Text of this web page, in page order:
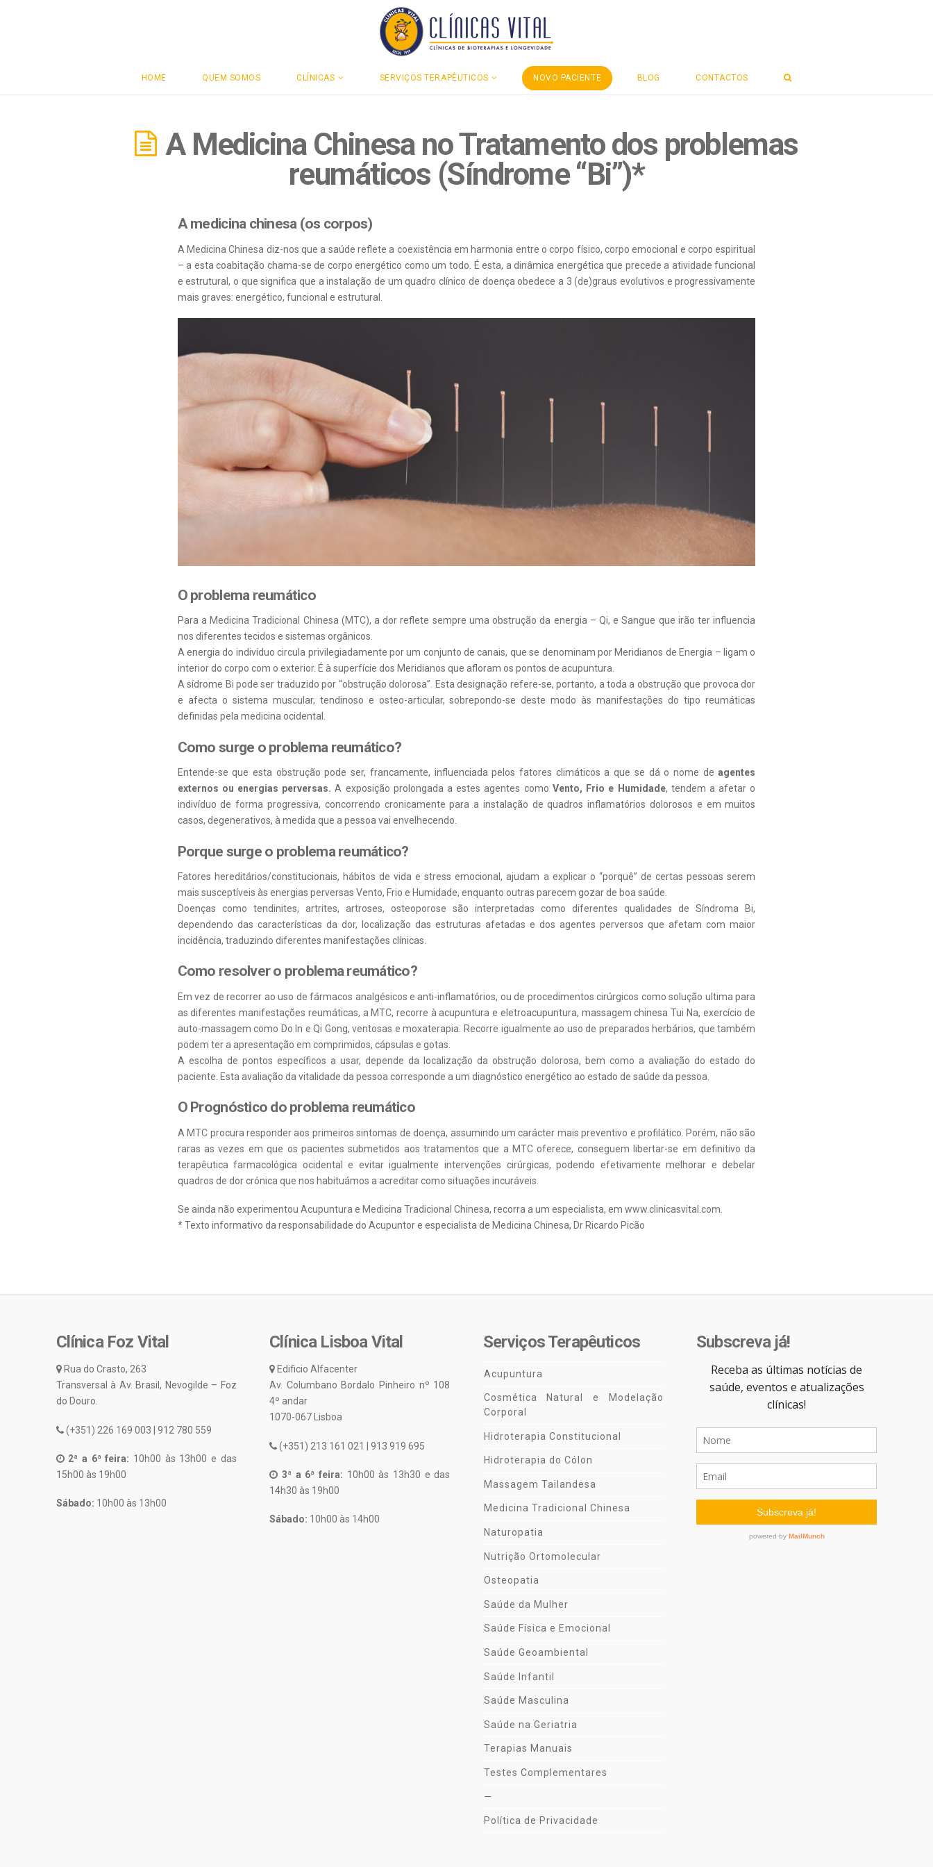
HOME QUEM SOMOS CLÍNICAS SERVIÇOS TERAPÊUTICOS NOVO PACIENTE BLOG CONTACTOS
A Medicina Chinesa no Tratamento dos problemas
reumáticos (Síndrome “Bi”)*
A medicina chinesa (os corpos)
A Medicina Chinesa diz-nos que a saúde reflete a coexistência em harmonia entre o corpo físico, corpo emocional e corpo espiritual
– a esta coabitação chama-se de corpo energético como um todo. É esta, a dinâmica energética que precede a atividade funcional
e estrutural, o que significa que a instalação de um quadro clínico de doença obedece a 3 (de)graus evolutivos e progressivamente
mais graves: energético, funcional e estrutural.
O problema reumático
Para a Medicina Tradicional Chinesa (MTC), a dor reflete sempre uma obstrução da energia – Qi, e Sangue que irão ter influencia
nos diferentes tecidos e sistemas orgânicos.
A energia do indivíduo circula privilegiadamente por um conjunto de canais, que se denominam por Meridianos de Energia – ligam o
interior do corpo com o exterior. É à superfície dos Meridianos que afloram os pontos de acupuntura.
A sídrome Bi pode ser traduzido por “obstrução dolorosa”. Esta designação refere-se, portanto, a toda a obstrução que provoca dor
e afecta o sistema muscular, tendinoso e osteo-articular, sobrepondo-se deste modo às manifestações do tipo reumáticas
definidas pela medicina ocidental.
Como surge o problema reumático?
Entende-se que esta obstrução pode ser, francamente, influenciada pelos fatores climáticos a que se dá o nome deagentes
externos ou energias perversas. A exposição prolongada a estes agentes como Vento, Frio e Humidade, tendem a afetar o
indivíduo de forma progressiva, concorrendo cronicamente para a instalação de quadros inflamatórios dolorosos e em muitos
casos, degenerativos, à medida que a pessoa vai envelhecendo.
Porque surge o problema reumático?
Fatores hereditários/constitucionais, hábitos de vida e stress emocional, ajudam a explicar o “porquê” de certas pessoas serem
mais susceptíveis às energias perversas Vento, Frio e Humidade, enquanto outras parecem gozar de boa saúde.
Doenças como tendinites, artrites, artroses, osteoporose são interpretadas como diferentes qualidades de Síndroma Bi,
dependendo das características da dor, localização das estruturas afetadas e dos agentes perversos que afetam com maior
incidência, traduzindo diferentes manifestações clínicas.
Como resolver o problema reumático?
Em vez de recorrer ao uso de fármacos analgésicos e anti-inflamatórios, ou de procedimentos cirúrgicos como solução ultima para
as diferentes manifestações reumáticas, a MTC, recorre à acupuntura e eletroacupuntura, massagem chinesa Tui Na, exercício de
auto-massagem como Do In e Qi Gong, ventosas e moxaterapia. Recorre igualmente ao uso de preparados herbários, que também
podem ter a apresentação em comprimidos, cápsulas e gotas.
A escolha de pontos específicos a usar, depende da localização da obstrução dolorosa, bem como a avaliação do estado do
paciente. Esta avaliação da vitalidade da pessoa corresponde a um diagnóstico energético ao estado de saúde da pessoa.
O Prognóstico do problema reumático
A MTC procura responder aos primeiros sintomas de doença, assumindo um carácter mais preventivo e profilático. Porém, não são
raras as vezes em que os pacientes submetidos aos tratamentos que a MTC oferece, conseguem libertar-se em definitivo da
terapêutica farmacológica ocidental e evitar igualmente intervenções cirúrgicas, podendo efetivamente melhorar e debelar
quadros de dor crónica que nos habituámos a acreditar como situações incuráveis.
Se ainda não experimentou Acupunturae Medicina Tradicional Chinesa, recorra a um especialista, em www.clinicasvital.com.
* Texto informativo da responsabilidade do Acupuntor e especialista de Medicina Chinesa, Dr Ricardo Picão
Clínica Foz Vital
Rua do Crasto, 263
Transversal à Av. Brasil, Nevogilde – Foz
do Douro.
(+351) 226 169 003 | 912 780 559
2ª a 6ª feira: 10h00 às 13h00 e das
15h00 às 19h00
Sábado: 10h00 às 13h00
Clínica Lisboa Vital
Edificio Alfacenter
Av. Columbano Bordalo Pinheiro nº 108
4º andar
1070-067 Lisboa
(+351) 213 161 021 | 913 919 695
3ª a 6ª feira: 10h00 às 13h30 e das
14h30 às 19h00
Sábado: 10h00 às 14h00
Serviços Terapêuticos
Acupuntura
Cosmética Natural e Modelação
Corporal
Hidroterapia Constitucional
Hidroterapia do Cólon
Massagem Tailandesa
Medicina Tradicional Chinesa
Naturopatia
Nutrição Ortomolecular
Osteopatia
Saúde da Mulher
Saúde Física e Emocional
Saúde Geoambiental
Saúde Infantil
Saúde Masculina
Saúde na Geriatria
Terapias Manuais
Testes Complementares
—
Política de Privacidade
Subscreva já!